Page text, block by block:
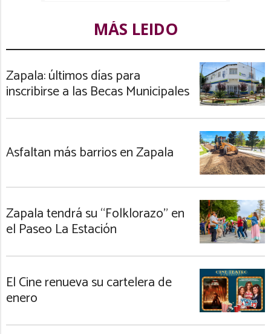
MÁS LEIDO
Zapala: últimos días para
inscribirse a las Becas Municipales
Asfaltan más barrios en Zapala
Zapala tendrá su “Folklorazo” en
el Paseo La Estación
El Cine renueva su cartelera de
enero